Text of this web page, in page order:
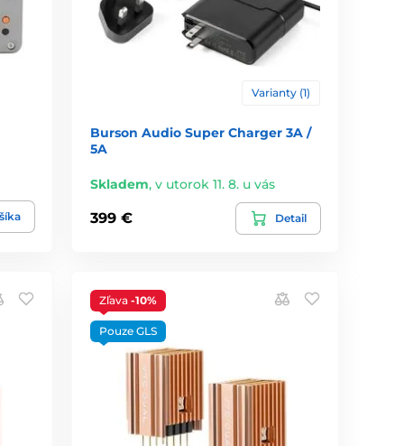
Varianty (1)
Burson Audio Super Charger 3A /
5A
Skladem,v utorok 11. 8. u vás
399 € Detail
Zľava-10%
Pouze GLS